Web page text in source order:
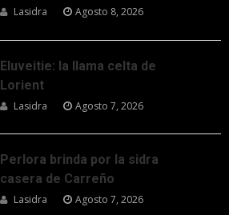
Lasidra Agosto 8, 2026
Eluveitie: la llama celta de
Lorient
Lasidra Agosto 7, 2026
Perlora brinda por la sidra
casera de Carreño
Lasidra Agosto 7, 2026